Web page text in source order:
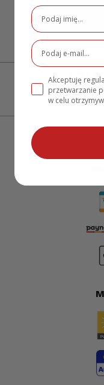
Akceptuję
przetwarzanie
w celu